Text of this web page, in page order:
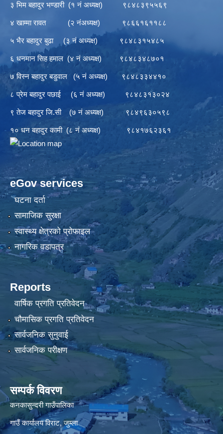
३ भिम बहादुर भण्डारी (१ नं अध्यक्ष) ९८४८३९५५६९
४ खाम्मा रावत (२ नंअध्यक्ष) ९८६६१६११८८
५ भैर बहादुर बुढा (३ नं अध्यक्ष) ९८४८३१५४८५
६ धनमान सिह हमाल (४ नं अध्यक्ष) ९८४८३४८७०१
७ विस्न बहादुर बडुवाल (५ नं अध्यक्ष) ९८४८३३४४१०
८ प्रेम बहादुर पछाई (६ नं अध्यक्ष) ९८४८३१३०२४
९ तेज बहादुर जि.सी (७ नं अध्यक्ष) ९८४९६३०५९८
१० धन बहादुर कामी (८ नं अध्यक्ष) ९८४१७६२३६१
eGov services
घटना दर्ता
सामाजिक सुरक्षा
स्वास्थ्य क्षेत्रको प्रोफाइल
नागरिक वडापत्र
Reports
वार्षिक प्रगति प्रतिवेदन
चौमासिक प्रगति प्रतिवेदन
सार्वजनिक सुनुवाई
सार्वजनिक परीक्षण
सम्पर्क विवरण
कनकासुन्दरी गाउँपालिका
गाउँ कार्यालय विराट, जुम्ला